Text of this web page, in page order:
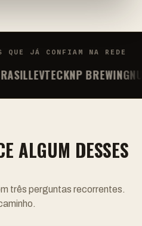
QUE JÁ CONFIAM NA REDE
LEVTECKNP BREWINGNUDE
ALGUM DESSES
três perguntas recorrentes.